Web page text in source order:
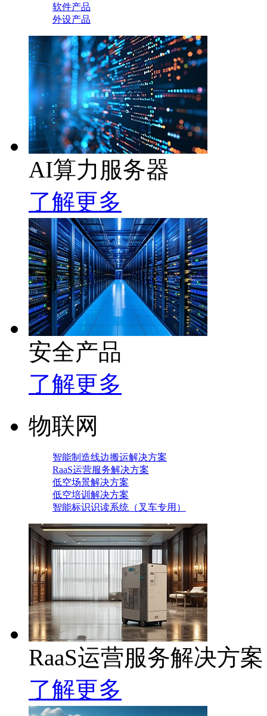
软件产品
外设产品
AI算力服务器
了解更多
安全产品
了解更多
物联网
智能制造线边搬运解决方案
RaaS运营服务解决方案
低空场景解决方案
低空培训解决方案
智能标识识读系统（叉车专用）
RaaS运营服务解决方案
了解更多